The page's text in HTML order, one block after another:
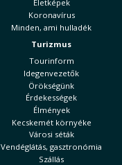
Életképek
Koronavírus
Minden, ami hulladék
Turizmus
Tourinform
Idegenvezetők
Örökségünk
Érdekességek
Élmények
Kecskemét környéke
Városi séták
Vendéglátás, gasztronómia
Szállás